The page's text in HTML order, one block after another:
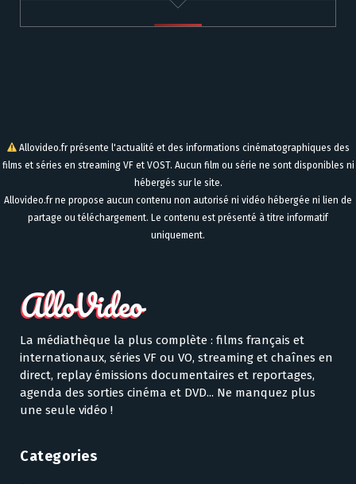
Allovideo.fr présente l'actualité et des informations cinématographiques des
films et séries en streaming VF et VOST. Aucun film ou série ne sont disponibles ni
hébergés sur le site.
Allovideo.fr ne propose aucun contenu non autorisé ni vidéo hébergée ni lien de
partage ou téléchargement. Le contenu est présenté à titre informatif
uniquement.
La médiathèque la plus complète : films français et
internationaux, séries VF ou VO, streaming et chaînes en
direct, replay émissions documentaires et reportages,
agenda des sorties cinéma et DVD... Ne manquez plus
une seule vidéo !
Categories